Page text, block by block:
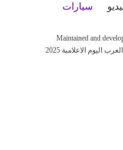
سيارات
Maintained and